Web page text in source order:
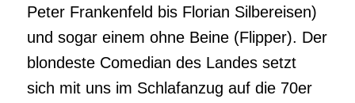
Peter Frankenfeld bis Florian Silbereisen)
und sogar einem ohne Beine (Flipper). Der
blondeste Comedian des Landes setzt
sich mit uns im Schlafanzug auf die 70er